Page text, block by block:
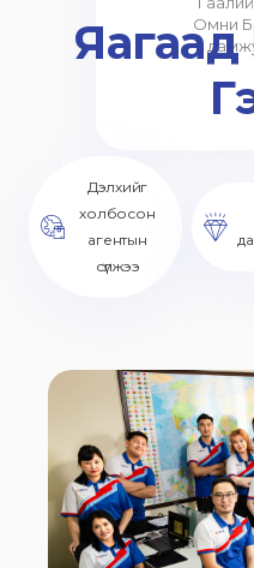
Омни
Дэлхийг
холбосон
агентын
сүлжээ